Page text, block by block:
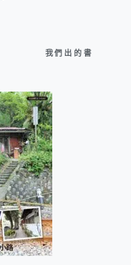
我們出的書